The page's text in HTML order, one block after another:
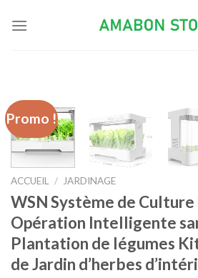
Promo !
ACCUEIL / JARDINAGE
WSN Système de
Opération Intelligente
Plantation de légumes
de Jardin d’herbes